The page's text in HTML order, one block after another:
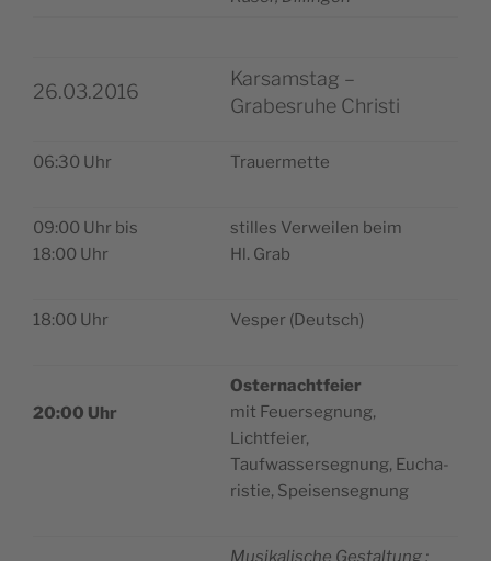
26.03.2016
Karsamstag –
Grabesruhe Christi
06:30 Uhr Trauer­mette
09:00 Uhr bis
18:00 Uhr
stilles Ver­wei­len beim
Hl. Grab
18:00 Uhr Ves­per (Deutsch)
20:00 Uhr
Oster­nacht­feier
mit Feuer­se­gnung,
Lichtfeier,
Tauf­was­ser­se­gnung, Eucha­
ris­tie, Speisensegnung
Musi­ka­lische Ges­tal­tung :